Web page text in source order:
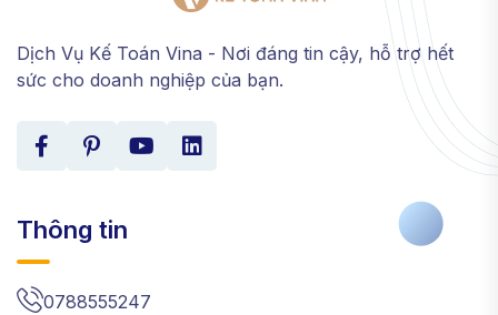
Dịch Vụ Kế Toán Vina - Nơi đáng tin cậy, hỗ trợ hết
sức cho doanh nghiệp của bạn.
Thông tin
0788555247